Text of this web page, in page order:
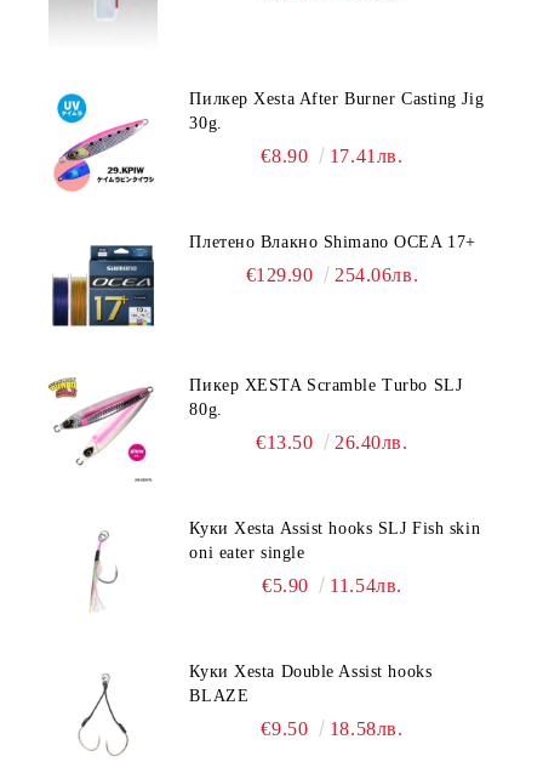
Пилкер Xesta After Burner Casting Jig
30g.
€8.90 17.41лв.
Плетено Влакно Shimano OCEA 17+
€129.90 254.06лв.
Пикер XESTA Scramble Turbo SLJ
80g.
€13.50 26.40лв.
Куки Xesta Assist hooks SLJ Fish skin
oni eater single
€5.90 11.54лв.
Куки Xesta Double Assist hooks
BLAZE
€9.50 18.58лв.